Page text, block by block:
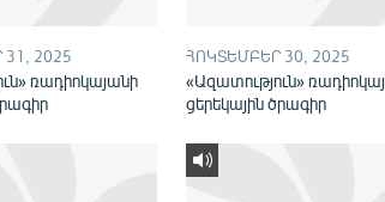
2025
ռադիոկայանի
ՀՈԿՏԵՄԲԵՐ 30, 2025
«Ազատություն»
ցերեկային ծրագիր